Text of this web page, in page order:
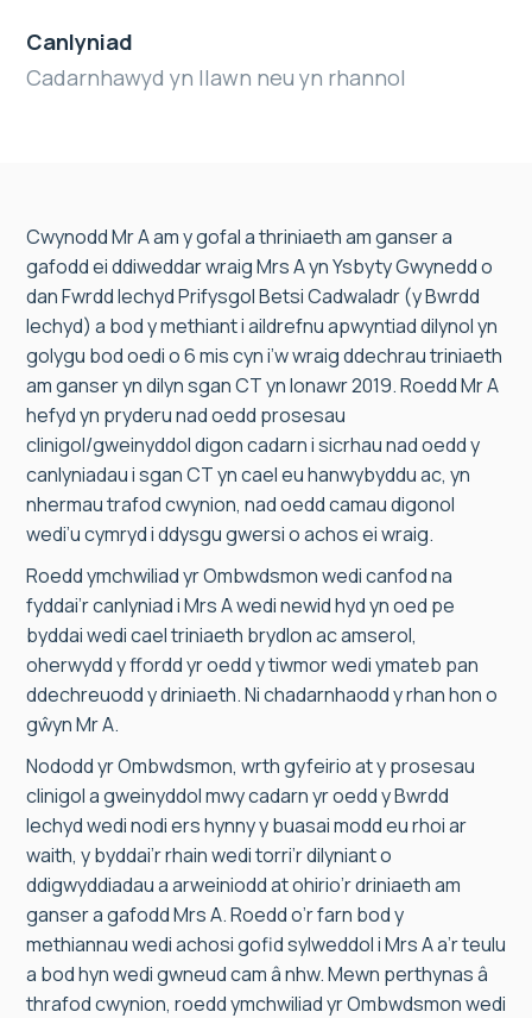
Canlyniad
Cadarnhawyd yn llawn neu yn rhannol
Cwynodd Mr A am y gofal a thriniaeth am ganser a
gafodd ei ddiweddar wraig Mrs A yn Ysbyty Gwynedd o
dan Fwrdd Iechyd Prifysgol Betsi Cadwaladr (y Bwrdd
Iechyd) a bod y methiant i aildrefnu apwyntiad dilynol yn
golygu bod oedi o 6 mis cyn i’w wraig ddechrau triniaeth
am ganser yn dilyn sgan CT yn Ionawr 2019. Roedd Mr A
hefyd yn pryderu nad oedd prosesau
clinigol/gweinyddol digon cadarn i sicrhau nad oedd y
canlyniadau i sgan CT yn cael eu hanwybyddu ac, yn
nhermau trafod cwynion, nad oedd camau digonol
wedi’u cymryd i ddysgu gwersi o achos ei wraig.
Roedd ymchwiliad yr Ombwdsmon wedi canfod na
fyddai’r canlyniad i Mrs A wedi newid hyd yn oed pe
byddai wedi cael triniaeth brydlon ac amserol,
oherwydd y ffordd yr oedd y tiwmor wedi ymateb pan
ddechreuodd y driniaeth. Ni chadarnhaodd y rhan hon o
gŵyn Mr A.
Nododd yr Ombwdsmon, wrth gyfeirio at y prosesau
clinigol a gweinyddol mwy cadarn yr oedd y Bwrdd
Iechyd wedi nodi ers hynny y buasai modd eu rhoi ar
waith, y byddai’r rhain wedi torri’r dilyniant o
ddigwyddiadau a arweiniodd at ohirio’r driniaeth am
ganser a gafodd Mrs A. Roedd o’r farn bod y
methiannau wedi achosi gofid sylweddol i Mrs A a’r teulu
a bod hyn wedi gwneud cam â nhw. Mewn perthynas â
thrafod cwynion, roedd ymchwiliad yr Ombwdsmon wedi